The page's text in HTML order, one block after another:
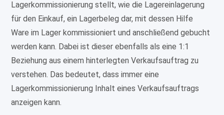
Lagerkommissionierung stellt, wie die Lagereinlagerung
für den Einkauf, ein Lagerbeleg dar, mit dessen Hilfe
Ware im Lager kommissioniert und anschließend gebucht
werden kann. Dabei ist dieser ebenfalls als eine 1:1
Beziehung aus einem hinterlegten Verkaufsauftrag zu
verstehen. Das bedeutet, dass immer eine
Lagerkommissionierung Inhalt eines Verkaufsauftrags
anzeigen kann.